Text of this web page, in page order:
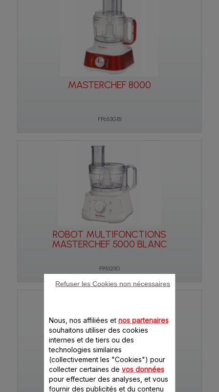
MASTERCHEF 8000
FP653GB1
ROBOT MULTIFONCTIONS
MASTERCHEF 5000 BLANC
FP512110
ROBOT MASTERCHEF 5000
Nous, nos affiliées et nos partenaires
souhaitons utiliser des cookies
internes et de tiers ou des
technologies similaires
(collectivement les "Cookies") pour
collecter certaines de vos données
pour effectuer des analyses, et vous
fournir des publicités et du contenu
Refuser les Cookies non nécessaires